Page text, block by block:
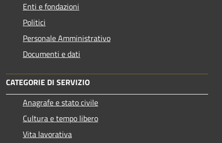
Enti e fondazioni
Politici
Personale Amministrativo
Documenti e dati
CATEGORIE DI SERVIZIO
Anagrafe e stato civile
Cultura e tempo libero
Vita lavorativa